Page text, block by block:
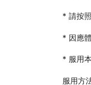
* 請按
* 因應
* 服用
服用方